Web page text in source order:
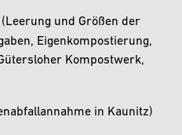
(Leerung und Größen der
Eigenkompostierung,
Kompostwerk,
in Kaunitz)